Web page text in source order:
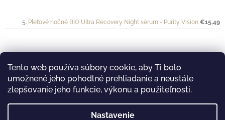
Tento web používa súbory cookie, aby Ti bolo
umožnené jeho pohodlné prehliadanie a neustále
zlepšovanie jeho funkcie, výkonu a použiteľnosti.
Nastavenie
Pleťové nočné BIO Ultra Recovery Night sérum - Purity Vision €15,49
Ochranný krém pre športovkyne a športovcov VÉLO - Mylo
࿔ Nakukni aj na náš Youtube kanál...